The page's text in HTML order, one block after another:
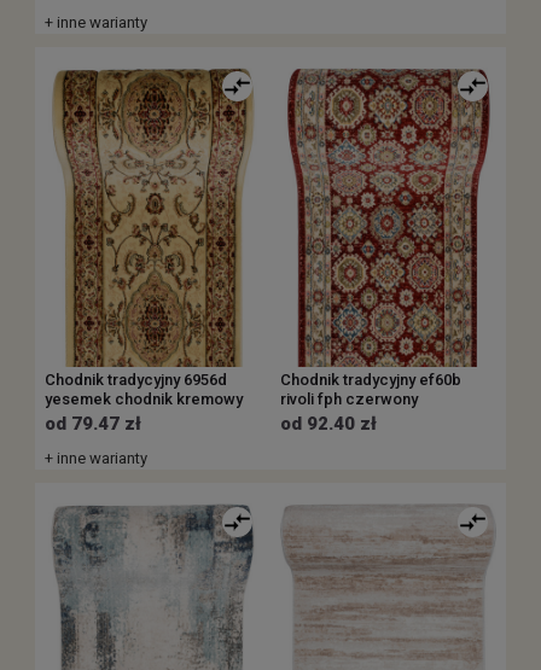
+ inne warianty
Chodnik tradycyjny 6956d
yesemek chodnik kremowy
od 79.47 zł
+ inne warianty
Chodnik tradycyjny ef60b
rivoli fph czerwony
od 92.40 zł